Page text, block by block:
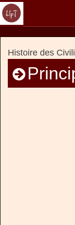
Histoire des